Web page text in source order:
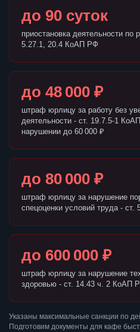
до 90 суток
приостановка деятельности
5.27.1, 20.4 КоАП РФ
до 48 000 ₽
штраф юрлицу за работу без
деятельности - ст. 19.7.5-1
нарушении до 60 000 ₽
до 80 000 ₽
штраф юрлицу за нарушение
спецоценки условий труда -
до 600 000 ₽
штраф юрлицу за нарушение
здоровью - ст. 14.43 ч. 2 КоАП
Указаны максимальные санкции по
Подготовим документы для кафе